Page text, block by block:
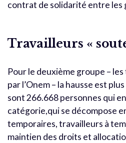
contrat de solidarité entre les
Travailleurs «
Pour le deuxième groupe –
par l’Onem – la hausse est
sont 266.668 personnes qui
catégorie,qui se décompose
temporaires, travailleurs à
maintien des droits et